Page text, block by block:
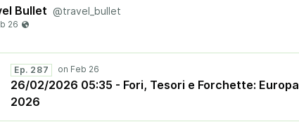
Bullet @travel_bullet
Ep. 287
26/02/2026 05:35 - Fori, Tesori e Forchette: Europa
2026